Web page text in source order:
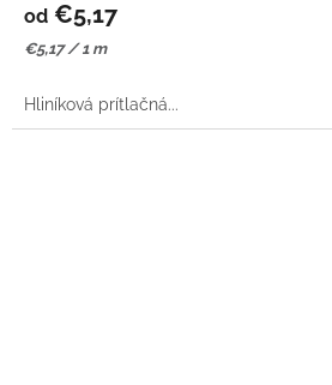
od €5,17
Jednotková
€5,17 / 1 m
Hliníková prítlačná...